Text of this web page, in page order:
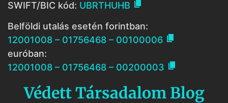
SWIFT/BIC kód: UBRTHUHB 
Belföldi utalás esetén forintban:
12001008 – 01756468 – 00100006 
euróban:
12001008 – 01756468 – 00200003 
Védett Társadalom Blog